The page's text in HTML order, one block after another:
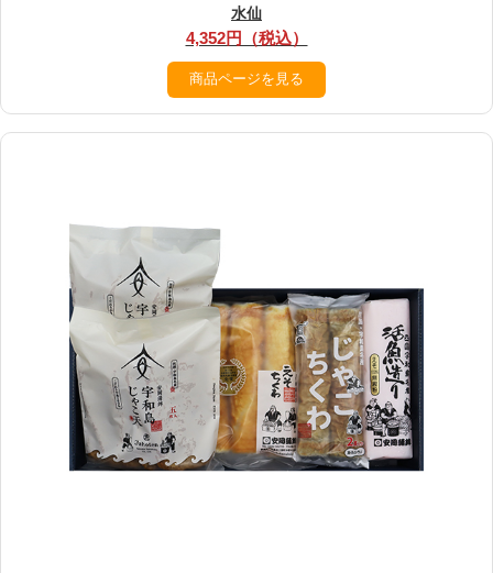
水仙
4,352円（税込）
商品ページを見る